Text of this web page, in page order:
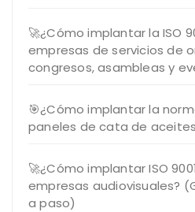
🚀¿Cómo implantar la ISO
empresas de servicios de
congresos, asambleas y
🎯¿Cómo implantar la
paneles de cata de
🚀¿Cómo implantar ISO
empresas audiovisuales?
a paso)